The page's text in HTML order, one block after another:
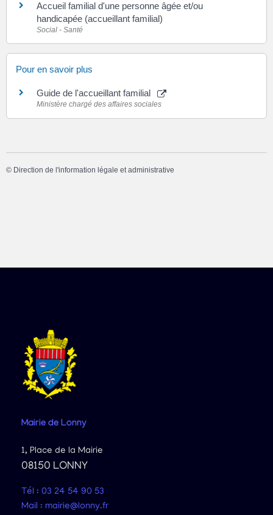
Accueil familial d'une personne âgée et/ou
handicapée (accueillant familial)
Social - Santé
Pour en savoir plus
Guide de l'accueillant familial
Ministère chargé des affaires sociales
© Direction de l'information légale et administrative
Mairie de Lonny
1, Place de la Mairie
08150 LONNY
Tél : 03 24 54 90 53
Mail : mairie@lonny.fr